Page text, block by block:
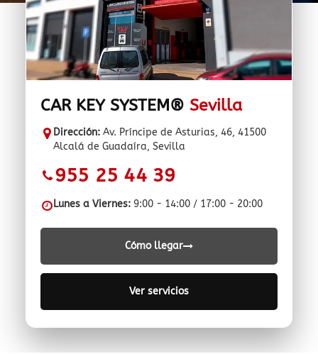
CAR KEY SYSTEM® Sevilla
Dirección: Av. Príncipe de Asturias, 46, 41500
Alcalá de Guadaíra, Sevilla
955 25 44 39
Lunes a Viernes: 9:00 - 14:00 / 17:00 - 20:00
Cómo llegar
Ver servicios